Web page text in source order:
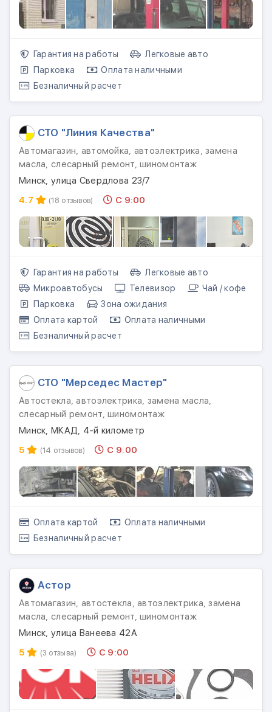
Гарантия на работы
Легковые авто
Парковка
Оплата наличными
Безналичный расчет
СТО "Линия Качества"
Автомагазин, автомойка, автоэлектрика, замена
масла, слесарный ремонт, шиномонтаж
Минск, улица Свердлова 23/7
4.7
(18 отзывов) С 9:00
Гарантия на работы
Легковые авто
Микроавтобусы
Телевизор
Чай / кофе
Парковка
Зона ожидания
Оплата картой
Оплата наличными
Безналичный расчет
СТО "Мерседес Мастер"
Автостекла, автоэлектрика, замена масла,
слесарный ремонт, шиномонтаж
Минск, МКАД, 4-й километр
5
(14 отзывов) С 9:00
Оплата картой
Оплата наличными
Безналичный расчет
Астор
Автомагазин, автостекла, автоэлектрика, замена
масла, слесарный ремонт, шиномонтаж
Минск, улица Ванеева 42А
5
(3 отзыва) С 9:00